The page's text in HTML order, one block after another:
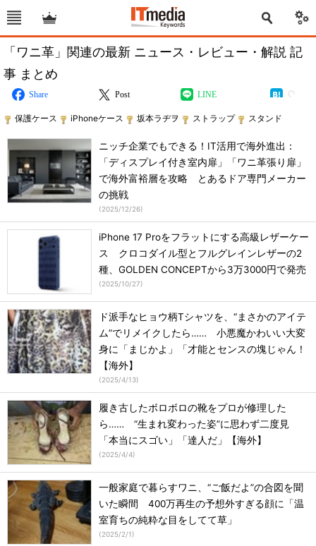
「ワニ革」関連の最新 ニュース・レビュー・解説 記
事 まとめ
Share Post LINE
保護ケース iPhoneケース 坂本ラヂヲ ストラップ スタンド
ニッチ企業でもできる！IT活用で海外進出：
「ディスプレイ付き室内扉」「ワニ革張り扉」
で海外富裕層を攻略 とあるドア専門メーカー
の挑戦
(2025/12/26)
iPhone 17 Proをフラットにする高級レザーケー
ス クロコダイル型とフルグレインレザーの2
種、GOLDEN CONCEPTから3万3000円で発売
(2025/10/27)
ド派手なヒョウ柄Tシャツを、“まさかのアイテ
ム”でリメイクしたら…… 小悪魔かわいい大変
身に「まじかよ」「才能とセンスの塊じゃん！
【海外】
(2025/4/13)
履き古したボロボロの靴をプロが修理した
ら…… “生まれ変わった姿”に思わず二度見
「本当にスゴい」「達人だ」【海外】
(2025/4/4)
一般家庭で暮らすワニ、“ご飯だよ”の合図を聞
いた瞬間 400万再生の予想外すぎる顔に「温
室育ちの純粋な目をしてて草」
(2025/2/1)